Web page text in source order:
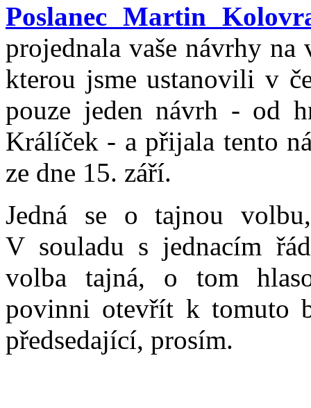
Poslanec Martin
projednala vaše návrhy na
kterou jsme ustanovili v
pouze jeden návrh - od
Králíček - a přijala tento
ze dne 15. září.
Jedná se o tajnou
V souladu s jednacím
volba tajná, o tom
povinni otevřít k tomuto
předsedající, prosím.